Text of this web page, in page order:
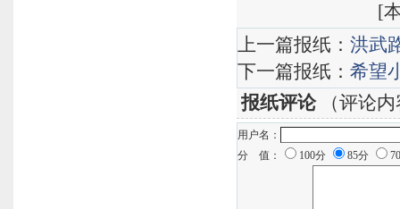
[
上一篇报纸： 洪武
下一篇报纸： 希望
报纸评论（评论内
用户名：
分 值：
100分 85分